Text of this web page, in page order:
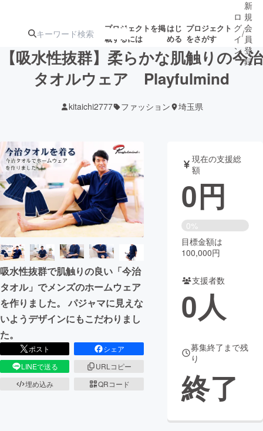
プロジェクトを掲
載するには
はじ
める
プロジェクト
をさがす
ターン
ジェクト
募集終了が近いプ
ロジェクト
アート・写真 音楽
テクノロジー・ガジェット ゲーム・サ
映像・映画 書籍・雑誌
ビジネス・起業 チャレンジ
まちづくり・地域活性化
CAMPFIRE for Social Good
CAMPFIRE Creation
ロ
グ
イ
ン
/
新
規
会
員
登
録
【吸水性抜群】柔らかな肌触りの今治
タオルウェア Playfulmind
kitaichi2777 ファッション 埼玉県
吸水性抜群で肌触りの良い「今治
タオル」でメンズのホームウェア
を作りました。 パジャマに見えな
いようデザインにもこだわりまし
た。
ポスト
シェア
LINEで送る
URLコピー
埋め込み
QRコード
現在の支援総
額
0円
0%
目標金額は
100,000円
支援者数
0人
募集終了まで残
り
終了